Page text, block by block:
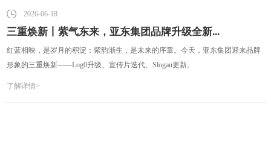
2026-06-18
三重焕新丨紫气东来，亚东集团品牌升级全新...
红蓝相映，是岁月的积淀；紫韵渐生，是未来的序章。今天，亚东集团迎来品牌
形象的三重焕新——Log0升级、宣传片迭代、Slogan更新。
了解详情>